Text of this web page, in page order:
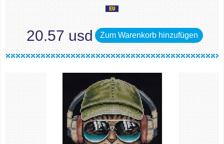
20.57 usd Zum Warenkorb hinzufügen